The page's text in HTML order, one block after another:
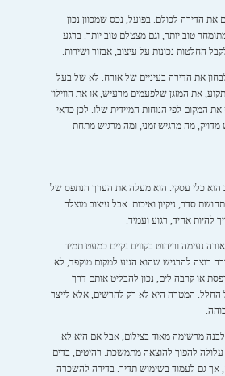
הדירה לכולם. בפועל, נכס שמכוון נכון
טוב יותר, וגם מצטלם טוב יותר. ברגע
החלטות נכונות על עיצוב, אבזור ושירות.
את הדירה בעיניים של אורח. לא של בעל
את המזגן שלפעמים מרעיש, או את הווילון
המקום לפי הנוחות המיידית שלו. לכן כדאי
מה מרגיש זמני, ומה מרגיש מתחת
הוא כלי עסקי. הוא מעלה את הערך הנתפס של
סדר, ניקיון ואיכות. אבל עיצוב מוצלח
להיות אחיד, רגוע ועמיד.
נעימה וריהוט בקווים נקיים כמעט תמיד
רוצה להרגיש שהוא הגיע למקום מוקפד, לא
או קרבה לים, נכון להבליט אותם דרך
החלל. המטרה היא לא רק להרשים, אלא לייצר
לבנה מרשימה מאוד בצילום, אבל אם היא לא
להפוך להוצאה מתמשכת. רהיטים, בדים
אך גם לעמוד בשימוש תדיר. בדירה להשכרה